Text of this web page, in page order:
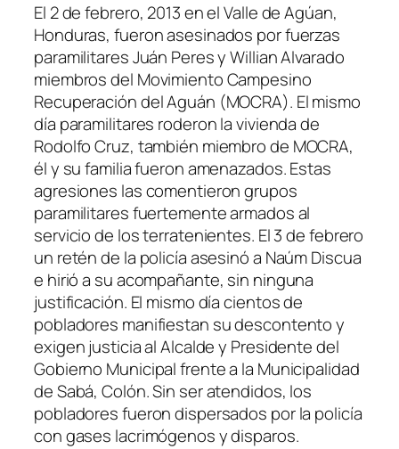
El 2 de febrero, 2013 en el Valle de Agúan,
Honduras, fueron asesinados por fuerzas
paramilitares Juán Peres y Willian Alvarado
miembros del Movimiento Campesino
Recuperación del Aguán (MOCRA). El mismo
día paramilitares roderon la vivienda de
Rodolfo Cruz, también miembro de MOCRA,
él y su familia fueron amenazados. Estas
agresiones las comentieron grupos
paramilitares fuertemente armados al
servicio de los terratenientes. El 3 de febrero
un retén de la policía asesinó a Naúm Discua
e hirió a su acompañante, sin ninguna
justificación. El mismo día cientos de
pobladores manifiestan su descontento y
exigen justicia al Alcalde y Presidente del
Gobierno Municipal frente a la Municipalidad
de Sabá, Colón. Sin ser atendidos, los
pobladores fueron dispersados por la policía
con gases lacrimógenos y disparos.